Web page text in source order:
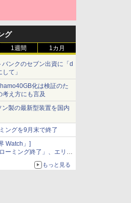
グ
1週間 1カ月
ンクのセブン出資に「d
て」
化は検証のた
え方にも言及
ン製の最新型装置を国内
ングを9月末で終了
Watch」]
ーミング終了」、エリア
天モバイルの課題
もっと見る